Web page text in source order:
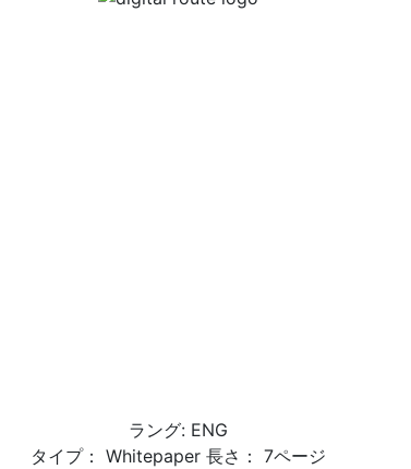
ラング: ENG
タイプ： Whitepaper 長さ： 7ページ